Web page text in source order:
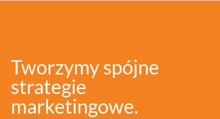
Tworzymy spójne
strategie
marketingowe.